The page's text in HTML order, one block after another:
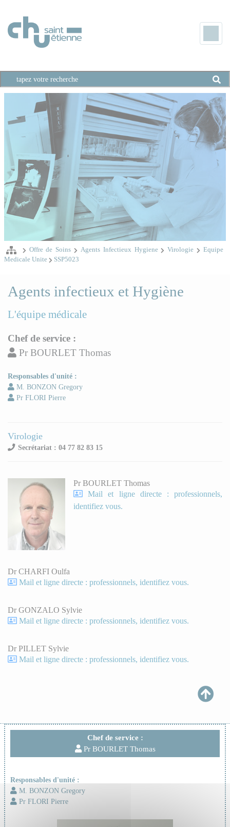
Offre de Soins Agents Infectieux Hygiene Virologie
Equipe
Medicale Unite
SSP5023
Chef de service :
Pr BOURLET Thomas
Responsables d'unité :
M. BONZON Gregory
Pr FLORI Pierre
Agents infectieux et Hygiène
L'équipe médicale
Chef de service :
Pr BOURLET Thomas
Responsables d'unité :
M. BONZON Gregory
Pr FLORI Pierre
Virologie
Secrétariat : 04 77 82 83 15
Pr BOURLET Thomas
Mail et ligne directe : professionnels,
identifiez vous.
Dr CHARFI Oulfa
Mail et ligne directe : professionnels, identifiez vous.
Dr GONZALO Sylvie
Mail et ligne directe : professionnels, identifiez vous.
Dr PILLET Sylvie
Mail et ligne directe : professionnels, identifiez vous.